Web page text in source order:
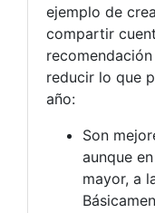
ejemplo de
compartir
reducir lo que
año:
Son
aunque
mayor, a